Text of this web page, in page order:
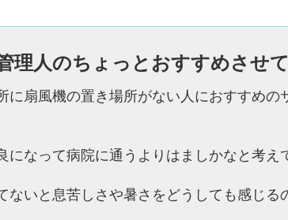
理人のちょっとおすすめさせて
に扇風機の置き場所がない人におすすめ
になって病院に通うよりはましかなと考
ないと息苦しさや暑さをどうしても感じる